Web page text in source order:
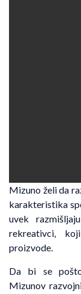
Mizuno želi da
karakteristika
uvek
rekreativci,
proizvode.
Da bi se
Mizunov